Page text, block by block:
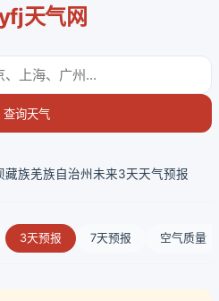
天气网
查询天气
藏族羌族自治州未来3天天气预报
3天预报 7天预报 空气质量